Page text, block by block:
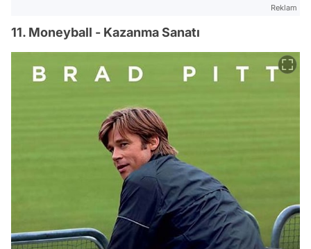
Reklam
11. Moneyball - Kazanma Sanatı